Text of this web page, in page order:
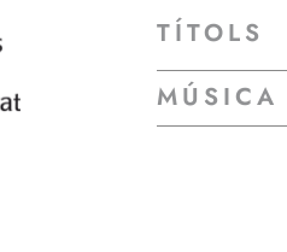
TÍTOLS
MÚSICA